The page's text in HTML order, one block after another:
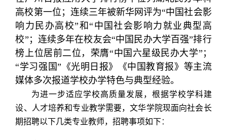
高校第一位；连续三年被新华网评为“中国社会影
响力民办高校”和“中国社会影响力就业典型高
校”；连续多年在校友会“中国民办大学百强”排行
榜上位居前二位，荣膺“中国六星级民办大学”；
“学习强国”《光明日报》《中国教育报》等主流
媒体多次报道学校办学特色与典型经验。
为进一步适应学校高质量发展，根据学校学科建
设、人才培养和专业教学需要，文华学院现面向社会长
期招聘以下几类专业教师，招聘事项如下 ：